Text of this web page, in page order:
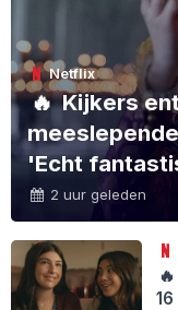
Netflix
🔥Kijkers
'Echt
2 uur geleden
🔥